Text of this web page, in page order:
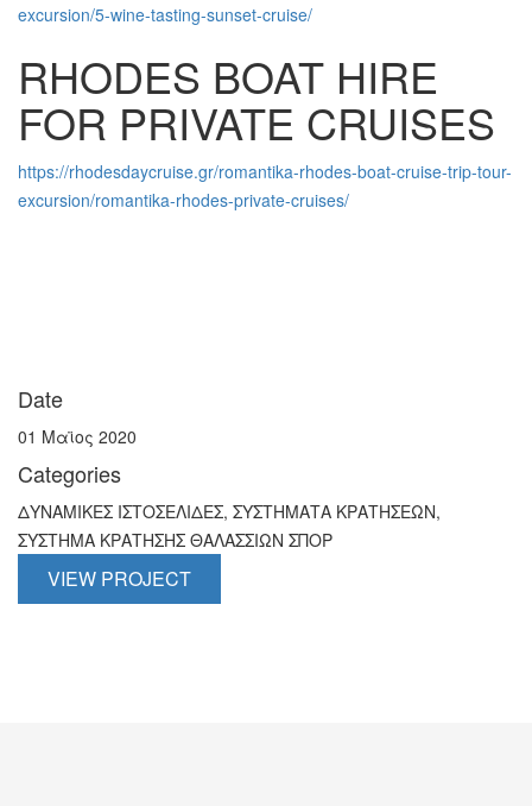
excursion/5-wine-tasting-sunset-cruise/
RHODES BOAT HIRE
FOR PRIVATE CRUISES
https://rhodesdaycruise.gr/romantika-rhodes-boat-cruise-trip-tour-
excursion/romantika-rhodes-private-cruises/
Date
01 Μαϊος 2020
Categories
ΔΥΝΑΜΙΚΕΣ ΙΣΤΟΣΕΛΙΔΕΣ, ΣΥΣΤΗΜΑΤΑ ΚΡΑΤΗΣΕΩΝ,
ΣΥΣΤΗΜΑ ΚΡΑΤΗΣΗΣ ΘΑΛΑΣΣΙΩΝ ΣΠΟΡ
VIEW PROJECT